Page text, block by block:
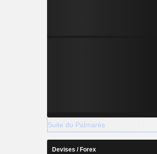
Suite du Palmarès
Devises / Forex